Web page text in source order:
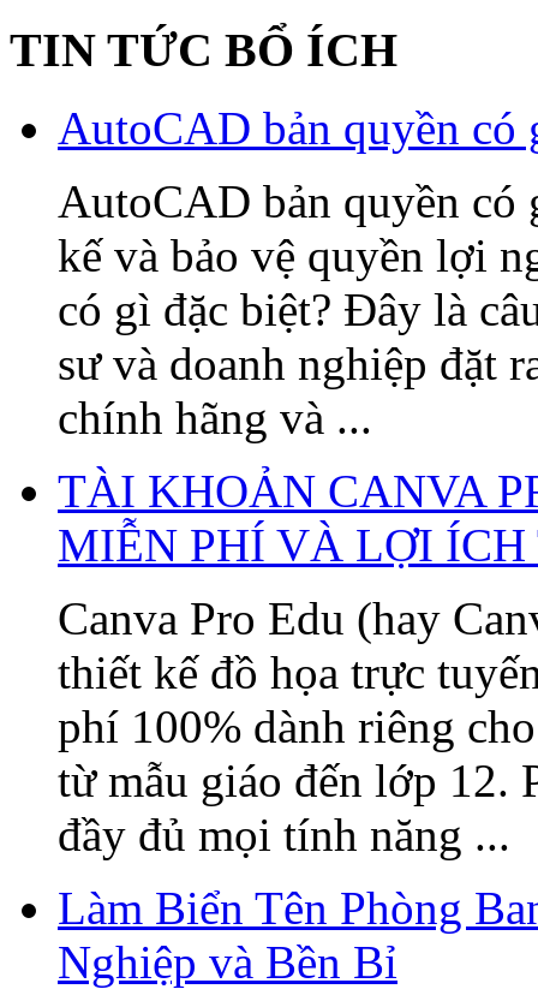
TIN TỨC BỔ ÍCH
AutoCAD bản quyền có
AutoCAD bản quyền có
kế và bảo vệ quyền lợi
có gì đặc biệt? Đây là
sư và doanh nghiệp đặt
chính hãng và ...
TÀI KHOẢN CANVA
MIỄN PHÍ VÀ LỢI
Canva Pro Edu (hay
thiết kế đồ họa trực
phí 100% dành riêng
từ mẫu giáo đến lớp 12.
đầy đủ mọi tính năng ...
Làm Biển Tên Phòng
Nghiệp và Bền Bỉ